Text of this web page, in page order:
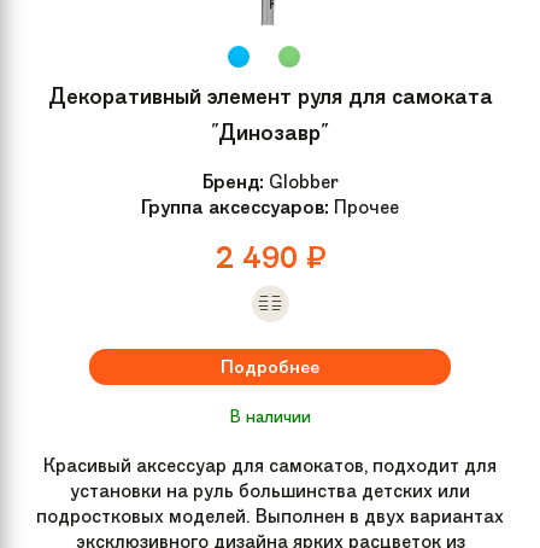
Декоративный элемент руля для самоката
"Динозавр"
Бренд: Globber
Группа аксессуаров: Прочее
2 490 ₽
Подробнее
В наличии
Красивый аксессуар для самокатов, подходит для
установки на руль большинства детских или
подростковых моделей. Выполнен в двух вариантах
эксклюзивного дизайна ярких расцветок из